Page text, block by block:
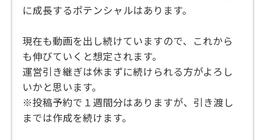
に成長するポテンシャルはあります。
現在も動画を出し続けていますので、これから
も伸びていくと想定されます。
運営引き継ぎは休まずに続けられる方がよろし
いかと思います。
※投稿予約で１週間分はありますが、引き渡し
までは作成を続けます。